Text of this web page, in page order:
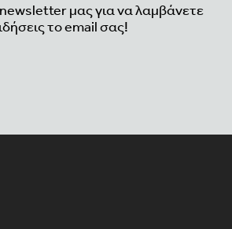
μας για να λαμβάνετε
το email σας!